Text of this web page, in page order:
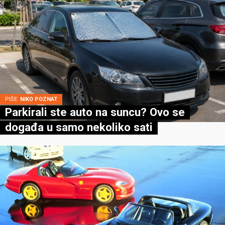
PIŠE: NIKO POZNAT
Parkirali ste auto na suncu? Ovo se
događa u samo nekoliko sati